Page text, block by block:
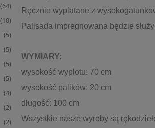
(64)
(10)
(5)
(5)
(5)
(5)
(4)
(2)
(2)
Ręcznie wyplatane z
Palisada impregnowana będzie
WYMIARY:
wysokość wyplotu: 70 cm
wysokość palików: 20 cm
długość: 100 cm
Wszystkie nasze wyroby są